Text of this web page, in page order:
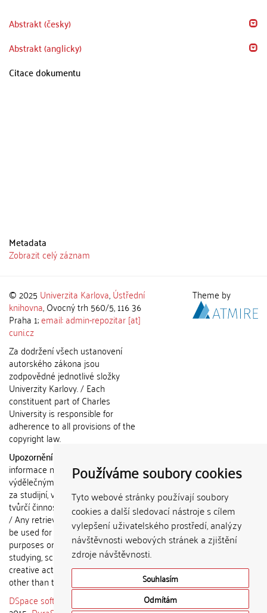
Používáme soubory cookies
Tyto webové stránky používají soubory
cookies a další sledovací nástroje s cílem
vylepšení uživatelského prostředí, analýzy
návštěvnosti webových stránek a zjištění
zdroje návštěvnosti.
Souhlasím
Odmítám
Abstrakt (česky)
Abstrakt (anglicky)
Citace dokumentu
Metadata
Zobrazit celý záznam
© 2025 Univerzita Karlova,Ústřední
knihovna, Ovocný trh 560/5, 116 36
Praha 1;email: admin-repozitar [at]
cuni.cz
Za dodržení všech ustanovení
autorského zákona jsou
zodpovědné jednotlivé složky
Univerzity Karlovy. / Each
constituent part of Charles
University is responsible for
adherence to all provisions of the
copyright law.
Upozornění / Notice:
informace nemohou být použity k
výdělečným účelům nebo vydávány
za studijní, vědeckou nebo jinou
tvůrčí činnost jiné osoby než autora.
/ Any retrieved information shall not
be used for any commercial
purposes or claimed as results of
studying, scientific or any other
creative activities of any person
other than the author.
DSpace software
copyright © 2002-
Theme by